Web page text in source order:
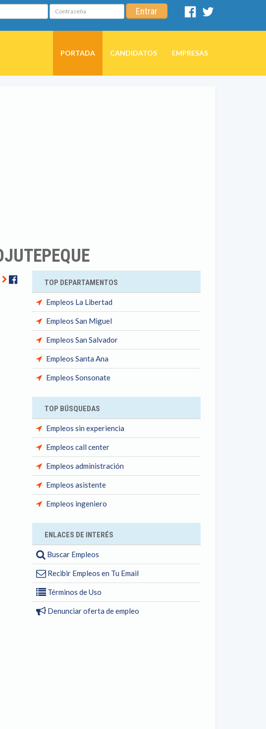
Contraseña Entrar
Facebook
PORTADA CANDIDATOS EMPRESAS
FacebookTOP DEPARTAMENTOS
Empleos La Libertad
Empleos San Miguel
Empleos San Salvador
Empleos Santa Ana
Empleos Sonsonate
TOP BÚSQUEDAS
Empleos sin experiencia
Empleos call center
Empleos administración
Empleos asistente
Empleos ingeniero
ENLACES DE INTERÉS
Buscar Empleos
Recibir Empleos en Tu Email
Términos de Uso
Denunciar oferta de empleo